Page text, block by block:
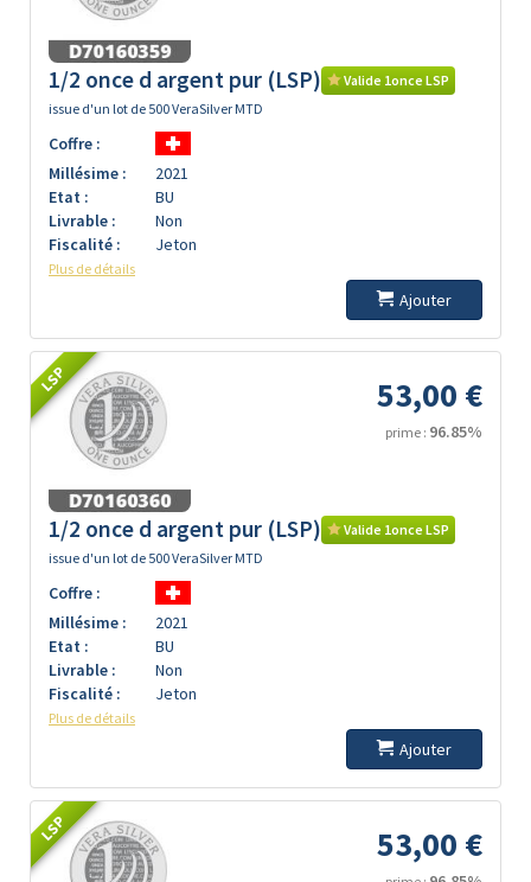
1/2 once d argent pur (LSP)
Valide 1once LSP
issue d'un lot de 500 VeraSilver MTD
Coffre :
Millésime :
2021
Etat :
BU
Livrable :
Non
Fiscalité :
Jeton
Plus de détails
Ajouter
LSP 53,00 €
prime : 96.85%
1/2 once d argent pur (LSP)
Valide 1once LSP
issue d'un lot de 500 VeraSilver MTD
Coffre :
Millésime :
2021
Etat :
BU
Livrable :
Non
Fiscalité :
Jeton
Plus de détails
Ajouter
LSP 53,00 €